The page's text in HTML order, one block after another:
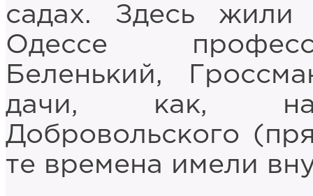
садах. Здесь жили
Одессе
Беленький,
дачи, как,
Добровольского
те времена имели